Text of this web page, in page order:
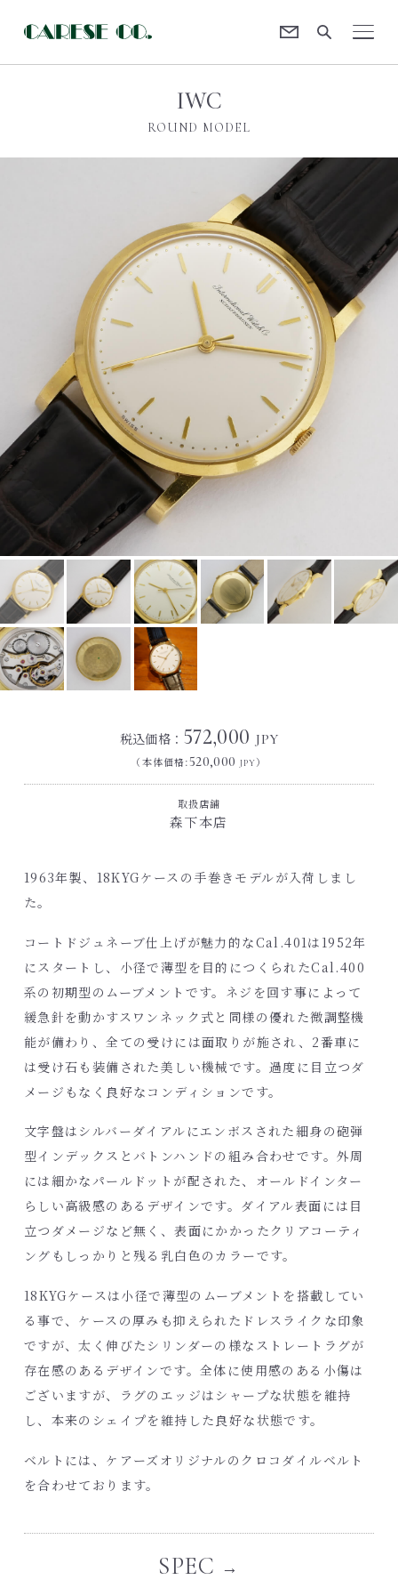
IWC
ROUND MODEL
税込価格： 572,000 JPY
（本体価格:520,000 JPY）
取扱店舗
森下本店
1963年製、18KYGケースの手巻きモデルが入荷しまし
た。
コートドジュネーブ仕上げが魅力的なCal.401は1952年
にスタートし、小径で薄型を目的につくられたCal.400
系の初期型のムーブメントです。ネジを回す事によって
緩急針を動かすスワンネック式と同様の優れた微調整機
能が備わり、全ての受けには面取りが施され、2番車に
は受け石も装備された美しい機械です。過度に目立つダ
メージもなく良好なコンディションです。
文字盤はシルバーダイアルにエンボスされた細身の砲弾
型インデックスとバトンハンドの組み合わせです。外周
には細かなパールドットが配された、オールドインター
らしい高級感のあるデザインです。ダイアル表面には目
立つダメージなど無く、表面にかかったクリアコーティ
ングもしっかりと残る乳白色のカラーです。
18KYGケースは小径で薄型のムーブメントを搭載してい
る事で、ケースの厚みも抑えられたドレスライクな印象
ですが、太く伸びたシリンダーの様なストレートラグが
存在感のあるデザインです。全体に使用感のある小傷は
ございますが、ラグのエッジはシャープな状態を維持
し、本来のシェイプを維持した良好な状態です。
ベルトには、 ケアーズオリジナルのクロコダイルベルト
を合わせております。
SPEC